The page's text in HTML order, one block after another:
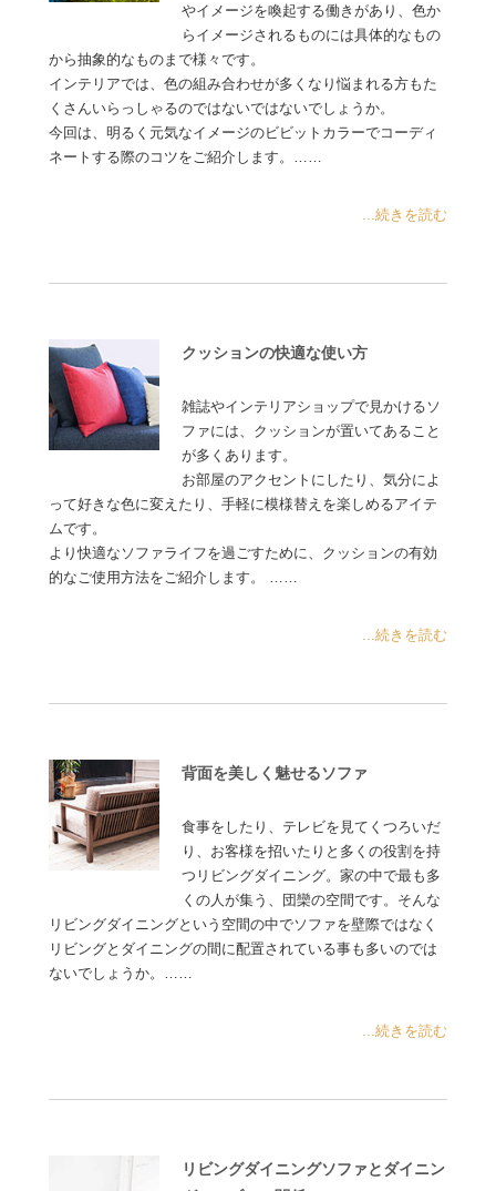
やイメージを喚起する働きがあり、色か
らイメージされるものには具体的なもの
から抽象的なものまで様々です。
インテリアでは、色の組み合わせが多くなり悩まれる方もた
くさんいらっしゃるのではないではないでしょうか。
今回は、明るく元気なイメージのビビットカラーでコーディ
ネートする際のコツをご紹介します。……
...続きを読む
クッションの快適な使い方
雑誌やインテリアショップで見かけるソ
ファには、クッションが置いてあること
が多くあります。
お部屋のアクセントにしたり、気分によ
って好きな色に変えたり、手軽に模様替えを楽しめるアイテ
ムです。
より快適なソファライフを過ごすために、クッションの有効
的なご使用方法をご紹介します。 ……
...続きを読む
背面を美しく魅せるソファ
食事をしたり、テレビを見てくつろいだ
り、お客様を招いたりと多くの役割を持
つリビングダイニング。家の中で最も多
くの人が集う、団欒の空間です。そんな
リビングダイニングという空間の中でソファを壁際ではなく
リビングとダイニングの間に配置されている事も多いのでは
ないでしょうか。……
...続きを読む
リビングダイニングソファとダイニン